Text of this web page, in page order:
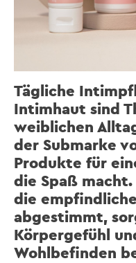
Tägliche
Intimhaut sind
weiblichen
der Submarke
Produkte für
die Spaß
die
abgestimmt,
Körpergefühl
Wohlbefinden